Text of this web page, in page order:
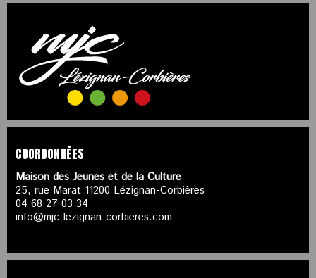
COORDONNÉES
Maison des Jeunes et de la Culture
25, rue Marat 11200 Lézignan-Corbières
04 68 27 03 34
info@mjc-lezignan-corbieres.com